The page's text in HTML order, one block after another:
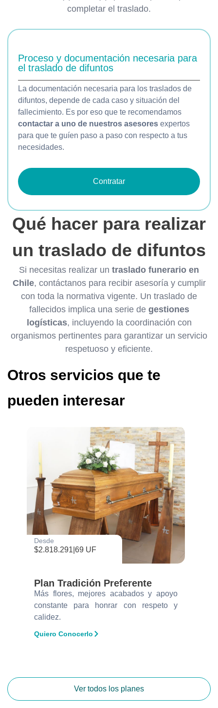
completar el traslado.
Proceso y documentación necesaria para
el traslado de difuntos
La documentación necesaria para los traslados de
difuntos, depende de cada caso y situación del
fallecimiento. Es por eso que te recomendamos
contactar a uno de nuestros asesores expertos
para que te guíen paso a paso con respecto a tus
necesidades.
Contratar
Qué hacer para realizar
un traslado de difuntos
Si necesitas realizar un traslado funerario en
Chile, contáctanos para recibir asesoría y cumplir
con toda la normativa vigente. Un traslado de
fallecidos implica una serie de gestiones
logísticas, incluyendo la coordinación con
organismos pertinentes para garantizar un servicio
respetuoso y eficiente.
Otros servicios que te
pueden interesar
Desde
$2.818.291 69 UF
Plan Tradición Preferente
Más flores, mejores acabados y apoyo
constante para honrar con respeto y
calidez.
Quiero Conocerlo
Ver todos los planes